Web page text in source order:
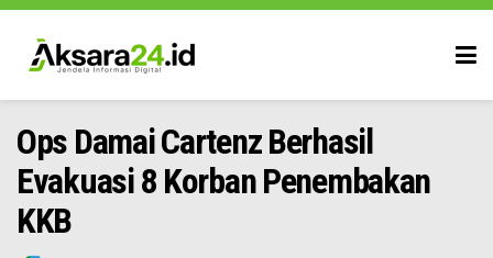
Ops Damai Cartenz Berhasil
Evakuasi 8 Korban Penembakan
KKB